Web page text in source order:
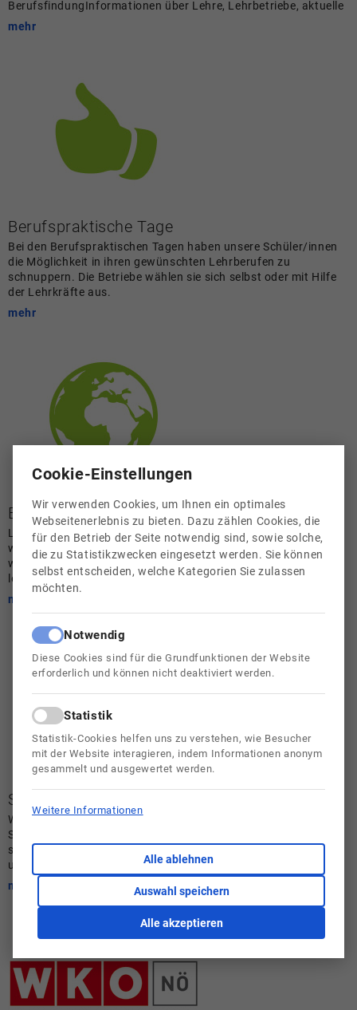
BerufsfindungInformationen über Lehre, Lehrbetriebe, aktuelle
mehr
Berufspraktische Tage
Bei den Berufspraktischen Tagen haben unsere Schüler/innen
die Möglichkeit in ihren gewünschten Lehrberufen zu
schnuppern. Die Betriebe wählen sie sich selbst oder mit Hilfe
der Lehrkräfte aus.
mehr
Berufsorientierung - Links
Lehrstellensuche www.ams.at www.karriere.at
www.mostjobs.at www.jobabc.at www.lehrlingsportal.at
www.lehrberuf.info www.jobted.at/lehre-jobs
lehrbetriebsuebersicht.wko.at/
mehr
Schnuppern an der PTS Amstetten
Während des Schuljahres besteht für interessierte
Schüler/innen die Gelegenheit, einen Tag an unserer Schule zu
schnuppern. Es ist ganz einfach - rufe bei uns in der Schule an
und gib deinen
mehr
Cookie-Einstellungen
Wir verwenden Cookies, um Ihnen ein optimales
Webseitenerlebnis zu bieten. Dazu zählen Cookies, die
für den Betrieb der Seite notwendig sind, sowie solche,
die zu Statistikzwecken eingesetzt werden. Sie können
selbst entscheiden, welche Kategorien Sie zulassen
möchten.
Notwendig
Diese Cookies sind für die Grundfunktionen der Website
erforderlich und können nicht deaktiviert werden.
Statistik
Statistik-Cookies helfen uns zu verstehen, wie Besucher
mit der Website interagieren, indem Informationen anonym
gesammelt und ausgewertet werden.
Weitere Informationen
Alle ablehnen
Auswahl speichern
Alle akzeptieren